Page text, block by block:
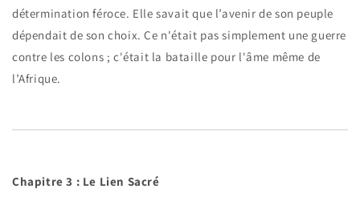
détermination féroce. Elle savait que l’avenir de son peuple
dépendait de son choix. Ce n'était pas simplement une guerre
contre les colons ; c'était la bataille pour l'âme même de
l’Afrique.
Chapitre 3 : Le Lien Sacré